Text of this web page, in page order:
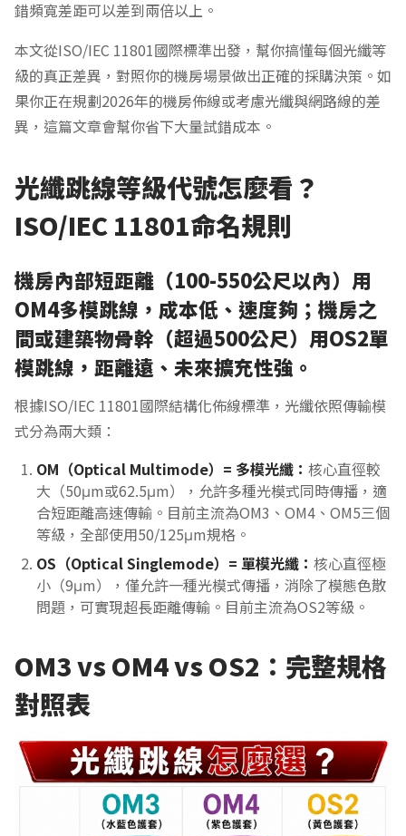
錯頻寬差距可以差到兩倍以上。
本文從ISO/IEC 11801國際標準出發，幫你搞懂每個光纖等
級的真正差異，對照你的機房場景做出正確的採購決策。如
果你正在規劃2026年的機房佈線或考慮光纖與網路線的差
異，這篇文章會幫你省下大量試錯成本。
光纖跳線等級代號怎麼看？
ISO/IEC 11801命名規則
機房內部短距離（100-550公尺以內）用
OM4多模跳線，成本低、速度夠；機房之
間或建築物骨幹（超過500公尺）用OS2單
模跳線，距離遠、未來擴充性強。
根據ISO/IEC 11801國際結構化佈線標準，光纖依照傳輸模
式分為兩大類：
OM（Optical Multimode）= 多模光纖： 核心直徑較
大（50μm或62.5μm），允許多種光模式同時傳播，適
合短距離高速傳輸。目前主流為OM3、OM4、OM5三個
等級，全部使用50/125μm規格。
OS（Optical Singlemode）= 單模光纖： 核心直徑極
小（9μm），僅允許一種光模式傳播，消除了模態色散
問題，可實現超長距離傳輸。目前主流為OS2等級。
OM3 vs OM4 vs OS2：完整規格
對照表